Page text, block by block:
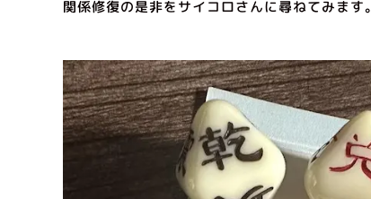
関係修復の是非をサイコロさんに尋ねてみます。